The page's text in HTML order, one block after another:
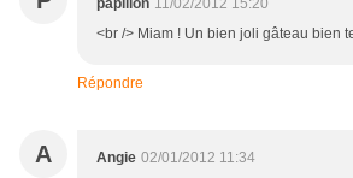
papillon 11/02/2012 15:20
<br /> Miam ! Un bien joli gâteau bien
Répondre
A Angie 02/01/2012 11:34